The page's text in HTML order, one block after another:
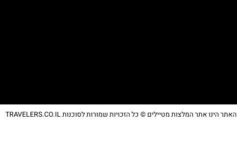
האתר הינו אתר המלצות מטיילים © כל הזכויות שמורות לסוכנות TRAVELERS.CO.IL